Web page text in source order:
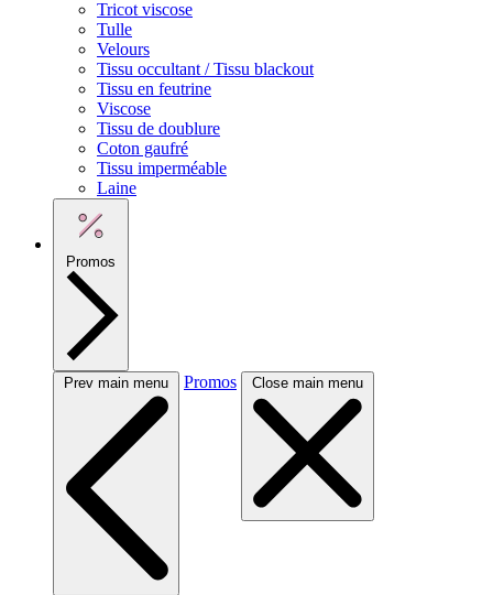
Tricot viscose
Tulle
Velours
Tissu occultant / Tissu blackout
Tissu en feutrine
Viscose
Tissu de doublure
Coton gaufré
Tissu imperméable
Laine
Promos
Prev main menu Promos Close main menu